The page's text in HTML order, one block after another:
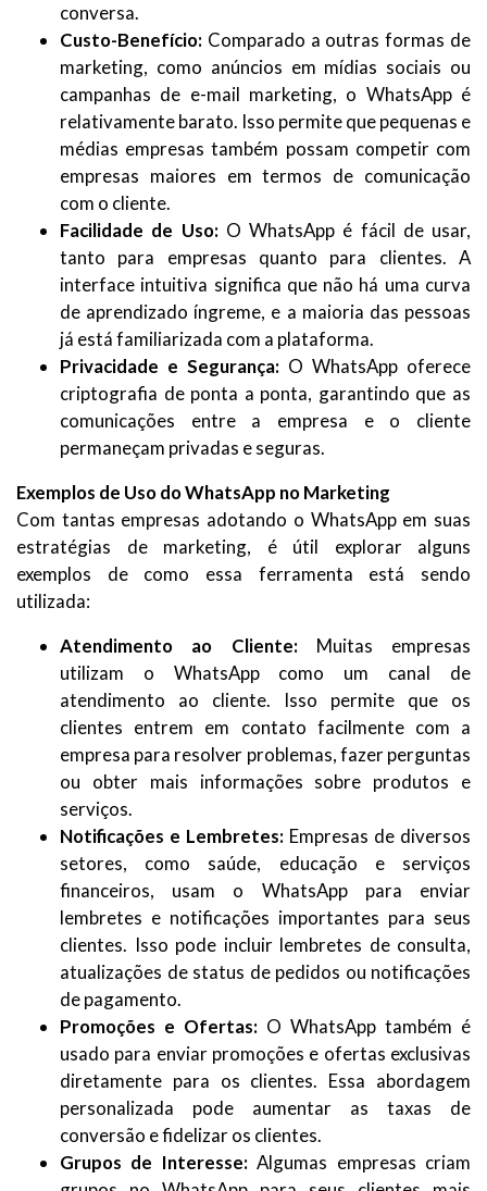
conversa.
Custo-Benefício: Comparado a outras formas de
marketing, como anúncios em mídias sociais ou
campanhas de e-mail marketing, o WhatsApp é
relativamente barato. Isso permite que pequenas e
médias empresas também possam competir com
empresas maiores em termos de comunicação
com o cliente.
Facilidade de Uso: O WhatsApp é fácil de usar,
tanto para empresas quanto para clientes. A
interface intuitiva significa que não há uma curva
de aprendizado íngreme, e a maioria das pessoas
já está familiarizada com a plataforma.
Privacidade e Segurança: O WhatsApp oferece
criptografia de ponta a ponta, garantindo que as
comunicações entre a empresa e o cliente
permaneçam privadas e seguras.
Exemplos de Uso do WhatsApp no Marketing
Com tantas empresas adotando o WhatsApp em suas
estratégias de marketing, é útil explorar alguns
exemplos de como essa ferramenta está sendo
utilizada:
Atendimento ao Cliente: Muitas empresas
utilizam o WhatsApp como um canal de
atendimento ao cliente. Isso permite que os
clientes entrem em contato facilmente com a
empresa para resolver problemas, fazer perguntas
ou obter mais informações sobre produtos e
serviços.
Notificações e Lembretes: Empresas de diversos
setores, como saúde, educação e serviços
financeiros, usam o WhatsApp para enviar
lembretes e notificações importantes para seus
clientes. Isso pode incluir lembretes de consulta,
atualizações de status de pedidos ou notificações
de pagamento.
Promoções e Ofertas: O WhatsApp também é
usado para enviar promoções e ofertas exclusivas
diretamente para os clientes. Essa abordagem
personalizada pode aumentar as taxas de
conversão e fidelizar os clientes.
Grupos de Interesse:Algumas empresas criam